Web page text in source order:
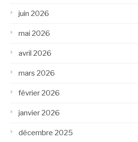
juin 2026
mai 2026
avril 2026
mars 2026
février 2026
janvier 2026
décembre 2025